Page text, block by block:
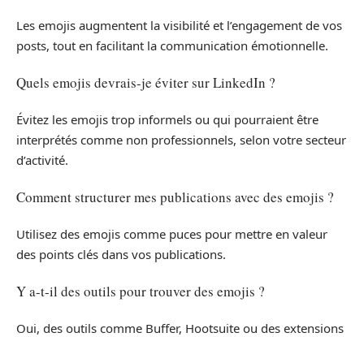
Les emojis augmentent la visibilité et l’engagement de vos
posts, tout en facilitant la communication émotionnelle.
Quels emojis devrais-je éviter sur LinkedIn ?
Évitez les emojis trop informels ou qui pourraient être
interprétés comme non professionnels, selon votre secteur
d’activité.
Comment structurer mes publications avec des emojis ?
Utilisez des emojis comme puces pour mettre en valeur
des points clés dans vos publications.
Y a-t-il des outils pour trouver des emojis ?
Oui, des outils comme Buffer, Hootsuite ou des extensions